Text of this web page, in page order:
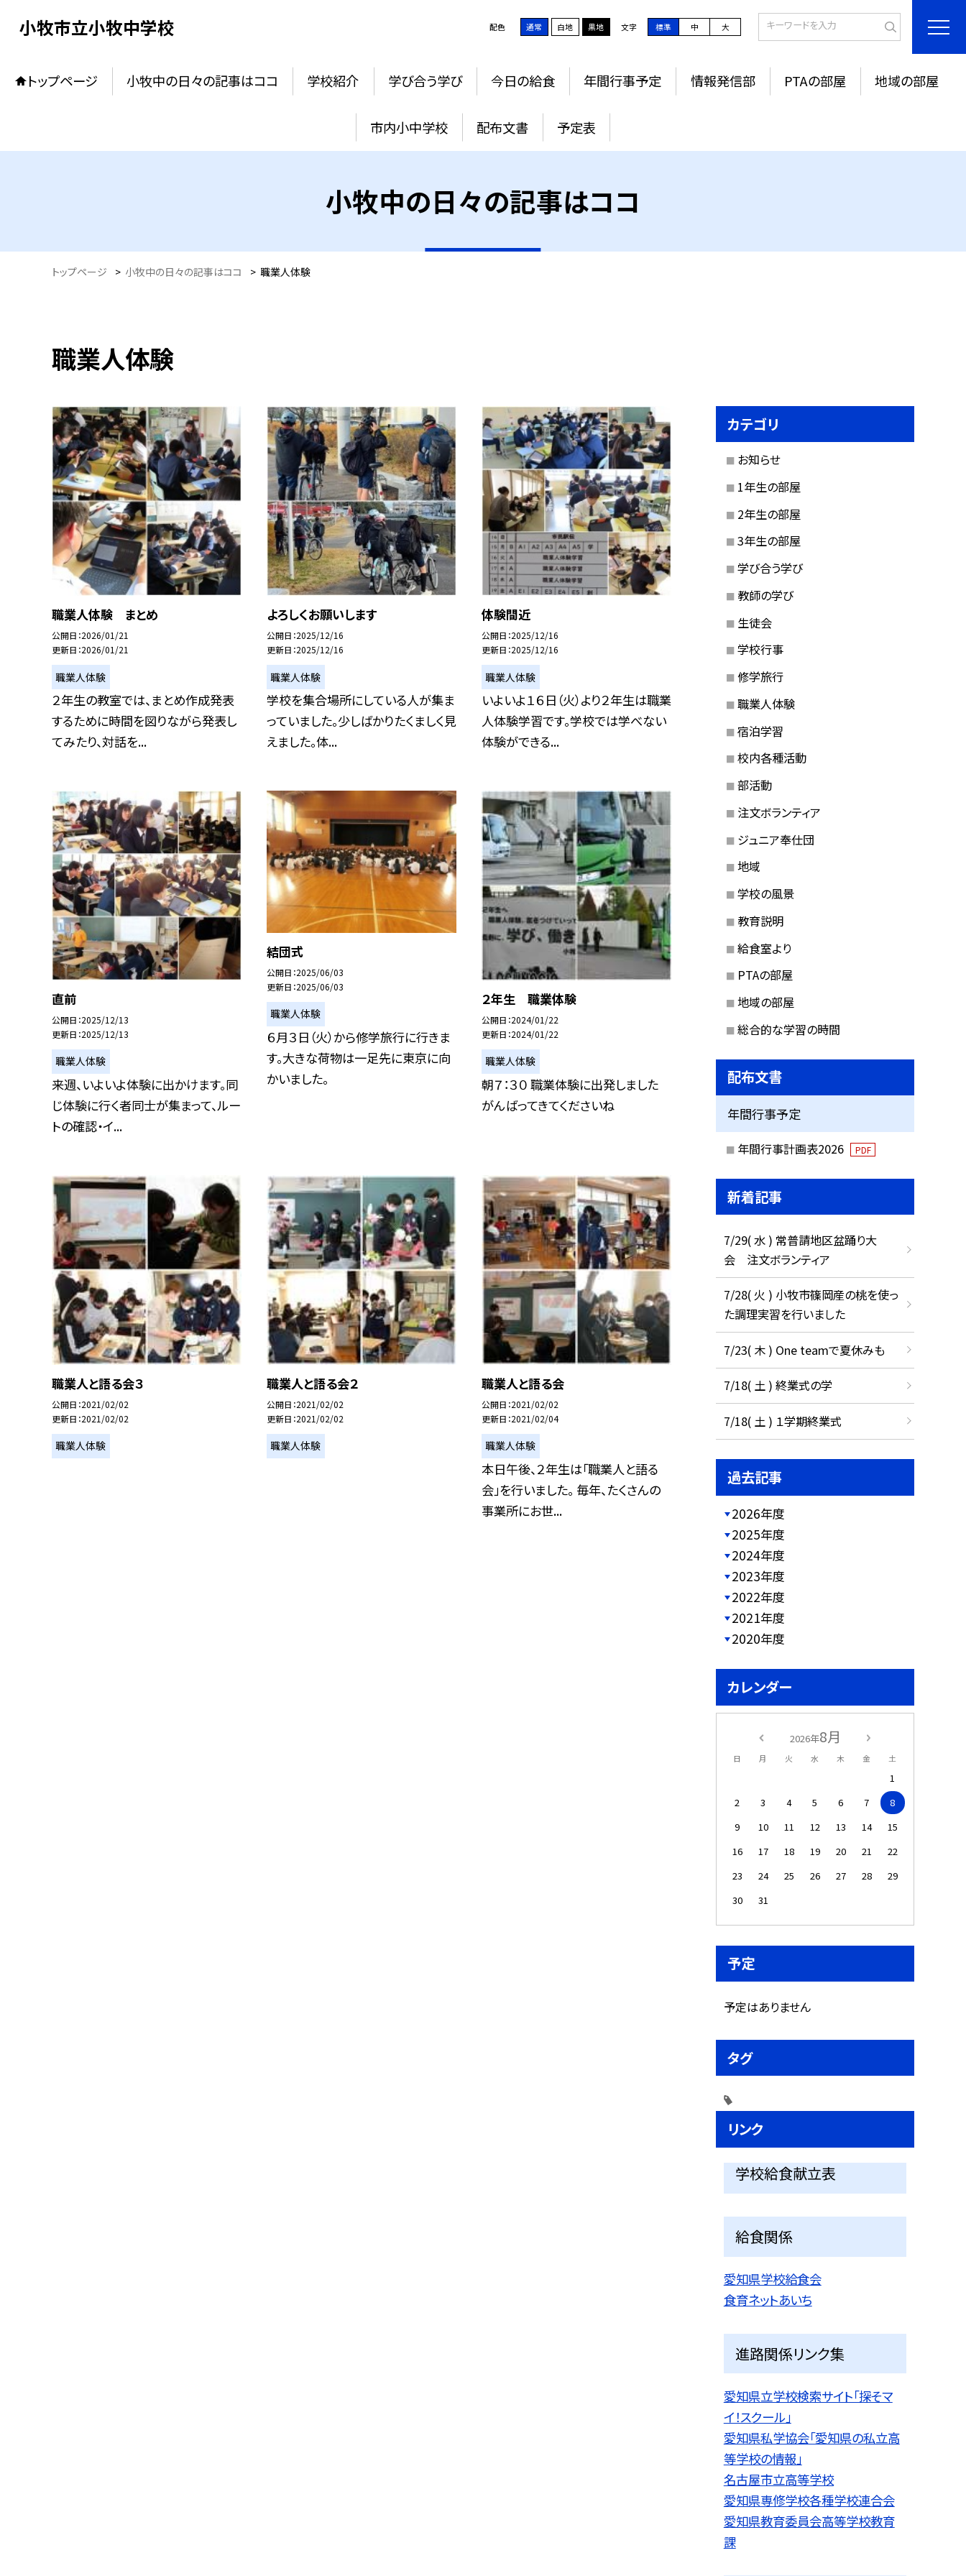
小牧市立小牧中学校 配色 通常 白地 黒地 文字 標準 中 大
トップページ 小牧中の日々の記事はココ 学校紹介 学び合う学び 今日の給食 年間行事予定 情報発信部 PTAの部屋 地域の部屋
市内小中学校 配布文書 予定表
小牧中の日々の記事はココ
トップページ > 小牧中の日々の記事はココ > 職業人体験
職業人体験
職業人体験 まとめ
公開日 2026/01/21
更新日 2026/01/21
職業人体験
２年生の教室では、まとめ作成発表
するために時間を図りながら発表し
てみたり、対話を...
よろしくお願いします
公開日 2025/12/16
更新日 2025/12/16
職業人体験
学校を集合場所にしている人が集ま
っていました。少しばかりたくましく見
えました。体...
体験間近
公開日 2025/12/16
更新日 2025/12/16
職業人体験
いよいよ１６日（火）より２年生は職業
人体験学習です。学校では学べない
体験ができる...
直前
公開日 2025/12/13
更新日 2025/12/13
職業人体験
来週、いよいよ体験に出かけます。同
じ体験に行く者同士が集まって、ルー
トの確認・イ...
結団式
公開日 2025/06/03
更新日 2025/06/03
職業人体験
６月３日（火）から修学旅行に行きま
す。大きな荷物は一足先に東京に向
かいました。
２年生 職業体験
公開日 2024/01/22
更新日 2024/01/22
職業人体験
朝７：３０ 職業体験に出発しました
がんばってきてくださいね
職業人と語る会３
公開日 2021/02/02
更新日 2021/02/02
職業人体験
職業人と語る会２
公開日 2021/02/02
更新日 2021/02/02
職業人体験
職業人と語る会
公開日 2021/02/02
更新日 2021/02/04
職業人体験
本日午後、２年生は「職業人と語る
会」を行いました。 毎年、たくさんの
事業所にお世...
カテゴリ
お知らせ
1年生の部屋
2年生の部屋
3年生の部屋
学び合う学び
教師の学び
生徒会
学校行事
修学旅行
職業人体験
宿泊学習
校内各種活動
部活動
注文ボランティア
ジュニア奉仕団
地域
学校の風景
教育説明
給食室より
PTAの部屋
地域の部屋
総合的な学習の時間
配布文書
年間行事予定
年間行事計画表2026 PDF
新着記事
7/29( 水 ) 常普請地区盆踊り大
会 注文ボランティア
7/28( 火 ) 小牧市篠岡産の桃を使っ
た調理実習を行いました
7/23( 木 ) One teamで夏休みも
7/18( 土 ) 終業式の学
7/18( 土 ) １学期終業式
過去記事
2026年度
2025年度
2024年度
2023年度
2022年度
2021年度
2020年度
カレンダー
2026年8月
日 月 火 水 木 金 土
1
2
3 4 5 6 7
8
9
10 11 12 13 14
15
16
17 18 19 20 21
22
23
24 25 26 27 28
29
30
31
予定
予定はありません
タグ
リンク
学校給食献立表
給食関係
愛知県学校給食会
食育ネットあいち
進路関係リンク集
愛知県立学校検索サイト「探そマ
イ！スクール」
愛知県私学協会「愛知県の私立高
等学校の情報」
名古屋市立高等学校
愛知県専修学校各種学校連合会
愛知県教育委員会高等学校教育
課